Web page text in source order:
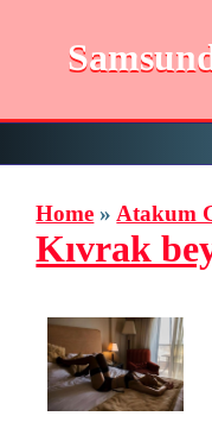
Home » Atakum
Kıvrak